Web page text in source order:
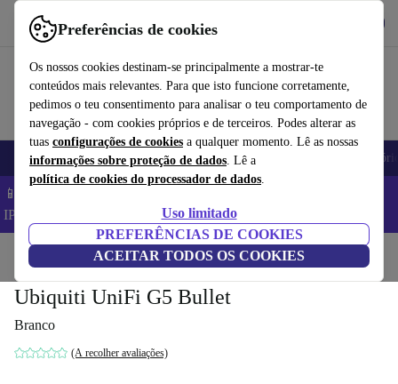
Preferências de cookies
Os nossos cookies destinam-se principalmente a mostrar-te
conteúdos mais relevantes. Para que isto funcione corretamente,
pedimos o teu consentimento para analisar o teu comportamento de
navegação - com cookies próprios e de terceiros. Podes alterar as
tuas configurações de cookies a qualquer momento. Lê as nossas
informações sobre proteção de dados. Lê a
política de cookies do processador de dados.
Uso limitado
PREFERÊNCIAS DE COOKIES
ACEITAR TODOS OS COOKIES
Use o refurbed de forma rápida e fácil
Telemóveis Computadores Portáteis Tablets
📱 Poupa 5% EXTRA em todos os iPhones – Código:
IPHONEDEAL –
Início Máquinas fotográficas
Ubiquiti UniFi G5 Bullet
Branco
(A recolher avaliações)